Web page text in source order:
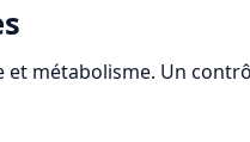
et métabolisme. Un